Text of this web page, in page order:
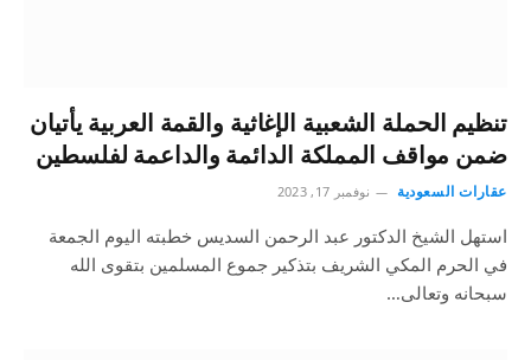
تنظيم الحملة الشعبية الإغاثية والقمة العربية يأتيان
ضمن مواقف المملكة الدائمة والداعمة لفلسطين
عقارات السعودية نوفمبر 17, 2023
استهل الشيخ الدكتور عبد الرحمن السديس خطبته اليوم الجمعة
في الحرم المكي الشريف بتذكير جموع المسلمين بتقوى الله
سبحانه وتعالى…